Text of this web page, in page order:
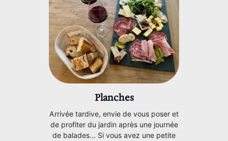
Planches
Arrivée tardive, envie de vous poser et
de profiter du jardin après une journée
de balades... Si vous avez une petite